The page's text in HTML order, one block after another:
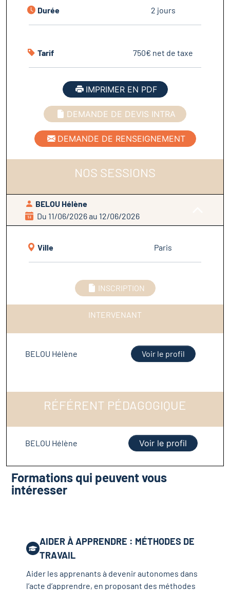
Durée 2 jours
Tarif 750€ net de taxe
IMPRIMER EN PDF
DEMANDE DE DEVIS INTRA
DEMANDE DE RENSEIGNEMENT
NOS SESSIONS
BELOU Hélène
Du 11/06/2026 au 12/06/2026
Ville Paris
INSCRIPTION
INTERVENANT
BELOU Hélène Voir le profil
RÉFÉRENT PÉDAGOGIQUE
BELOU Hélène Voir le profil
Formations qui peuvent vous
intéresser
AIDER À APPRENDRE : MÉTHODES DE
TRAVAIL
Aider les apprenants à devenir autonomes dans
l’acte d’apprendre, en proposant des méthodes